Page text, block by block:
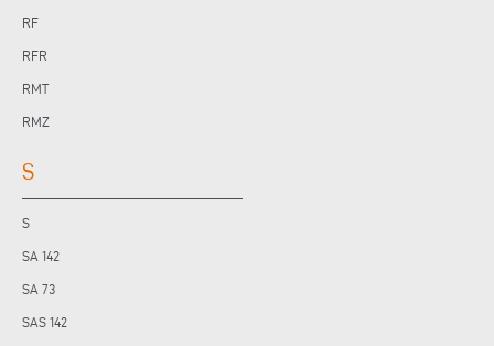
RF
RFR
RMT
RMZ
S
S
SA 142
SA 73
SAS 142